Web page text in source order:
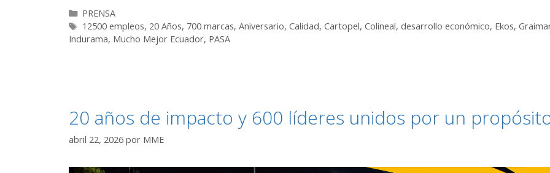
PRENSA
12500 empleos, 20 Años, 700 marcas, Aniversario, Calidad, Cartopel, Colineal, desarrollo económico, Ekos,
Indurama, Mucho Mejor Ecuador, PASA
20 años de impacto y 600 líderes unidos por un
abril 22, 2026 por MME